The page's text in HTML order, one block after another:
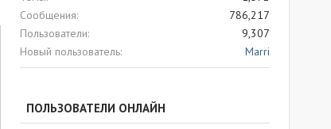
Сообщения
786,217
Пользователи
9,307
Новый пользователь
Marri
ПОЛЬЗОВАТЕЛИ ОНЛАЙН